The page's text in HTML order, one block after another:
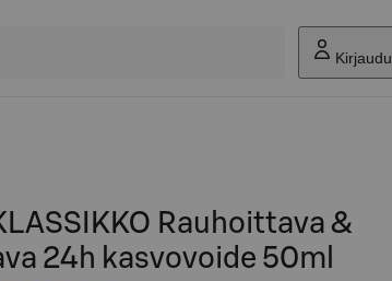
Kirjaudu
Rauhoittava &
24h kasvovoide 50ml